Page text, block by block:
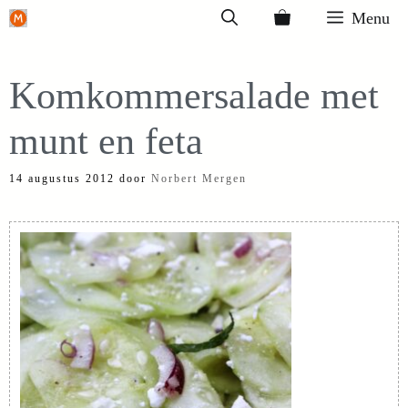
Ga
inhoud
Menu
Komkommersalade met
munt en feta
14 augustus 2012 door Norbert Mergen